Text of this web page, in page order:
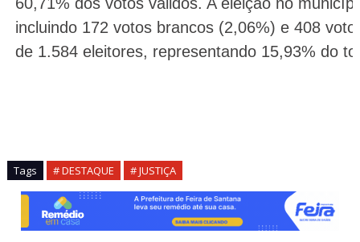
incluindo 172 votos brancos (2,06%) e 408
de 1.584 eleitores, representando 15,93% do
Tags # DESTAQUE # JUSTIÇA